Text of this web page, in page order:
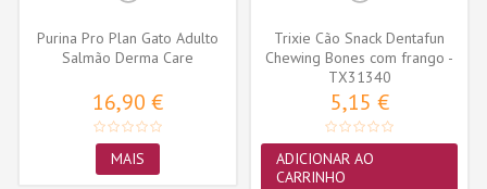
Purina Pro Plan Gato Adulto
Salmão Derma Care
16,90 €
MAIS
Trixie Cão Snack Dentafun
Chewing Bones com frango -
8...
TX31340
5,15 €
ADICIONAR AO
CARRINHO